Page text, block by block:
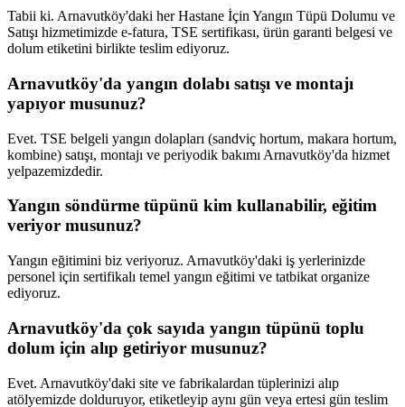
Tabii ki. Arnavutköy'daki her Hastane İçin Yangın Tüpü Dolumu ve
Satışı hizmetimizde e-fatura, TSE sertifikası, ürün garanti belgesi ve
dolum etiketini birlikte teslim ediyoruz.
Arnavutköy'da yangın dolabı satışı ve montajı
yapıyor musunuz?
Evet. TSE belgeli yangın dolapları (sandviç hortum, makara hortum,
kombine) satışı, montajı ve periyodik bakımı Arnavutköy'da hizmet
yelpazemizdedir.
Yangın söndürme tüpünü kim kullanabilir, eğitim
veriyor musunuz?
Yangın eğitimini biz veriyoruz. Arnavutköy'daki iş yerlerinizde
personel için sertifikalı temel yangın eğitimi ve tatbikat organize
ediyoruz.
Arnavutköy'da çok sayıda yangın tüpünü toplu
dolum için alıp getiriyor musunuz?
Evet. Arnavutköy'daki site ve fabrikalardan tüplerinizi alıp
atölyemizde dolduruyor, etiketleyip aynı gün veya ertesi gün teslim